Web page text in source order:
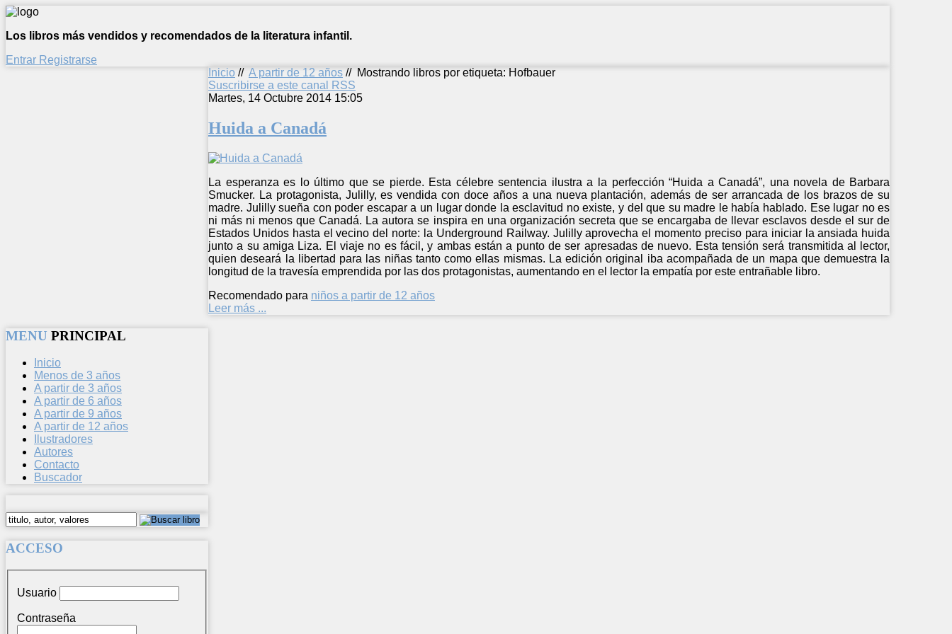
Los libros más vendidos y recomendados de la literatura infantil.
Entrar Registrarse
Inicio // A partir de 12 años // Mostrando libros por etiqueta: Hofbauer
Suscribirse a este canal RSS
Martes, 14 Octubre 2014 15:05
Huida a Canadá
La esperanza es lo último que se pierde. Esta célebre sentencia ilustra a la perfección “Huida a Canadá”, una novela de Barbara
Smucker. La protagonista, Julilly, es vendida con doce años a una nueva plantación, además de ser arrancada de los brazos de su
madre. Julilly sueña con poder escapar a un lugar donde la esclavitud no existe, y del que su madre le había hablado. Ese lugar no es
ni más ni menos que Canadá. La autora se inspira en una organización secreta que se encargaba de llevar esclavos desde el sur de
Estados Unidos hasta el vecino del norte: la Underground Railway. Julilly aprovecha el momento preciso para iniciar la ansiada huida
junto a su amiga Liza. El viaje no es fácil, y ambas están a punto de ser apresadas de nuevo. Esta tensión será transmitida al lector,
quien deseará la libertad para las niñas tanto como ellas mismas. La edición original iba acompañada de un mapa que demuestra la
longitud de la travesía emprendida por las dos protagonistas, aumentando en el lector la empatía por este entrañable libro.
Recomendado para niños a partir de 12 años
Leer más ...
MENU PRINCIPAL
Inicio
Menos de 3 años
A partir de 3 años
A partir de 6 años
A partir de 9 años
A partir de 12 años
Ilustradores
Autores
Contacto
Buscador
ACCESO
Usuario
Contraseña